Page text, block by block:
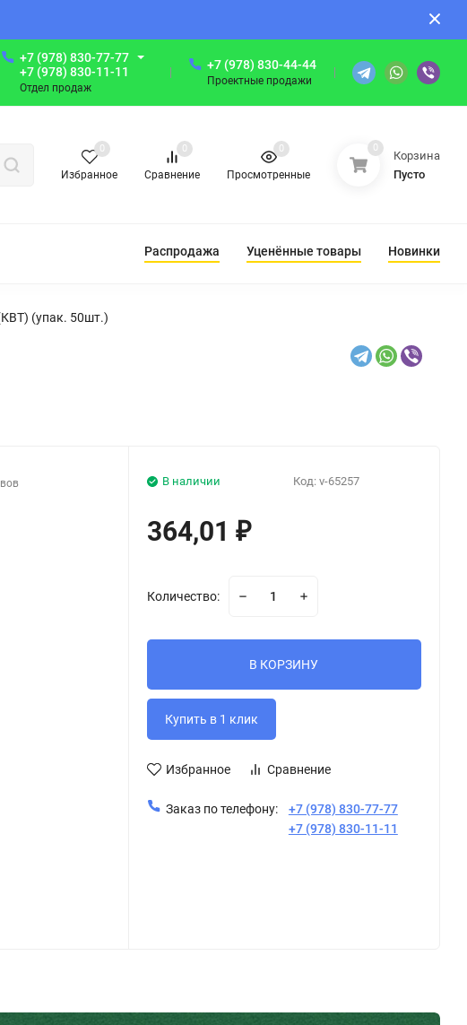
+7 (978) 830-77-77
+7 (978) 830-11-11
Отдел продаж
+7 (978) 830-44-44
Проектные продажи
Избранное
0
Сравнение
0
Просмотренные
0 0
Корзина
Пусто
Распродажа Уценённые товары Новинки
(упак. 50шт.)
Код: v-65257
В наличии
364,01 ₽
Количество:
В КОРЗИНУ
Избранное Сравнение
Заказ по телефону:
+7 (978) 830-77-77
+7 (978) 830-11-11